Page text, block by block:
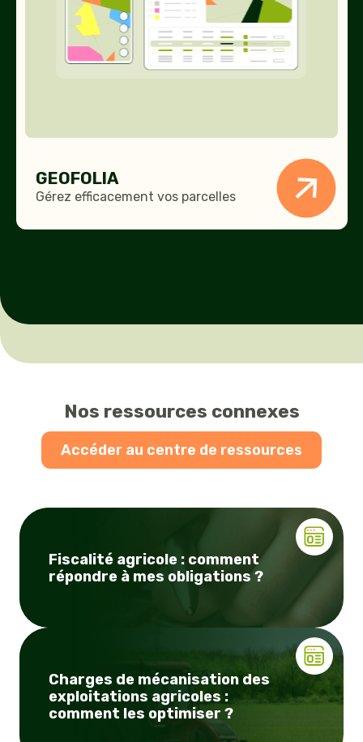
GEOFOLIA
Gérez efficacement vos parcelles
Nos ressources connexes
Accéder au centre de ressources
Fiscalité agricole : comment
répondre à mes obligations ?
Charges de mécanisation des
exploitations agricoles :
comment les optimiser ?